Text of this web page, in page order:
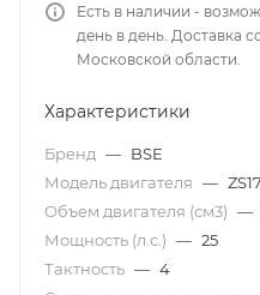
Есть в наличии -
день в день. Доставка
Московской области.
Характеристики
Бренд — BSE
Модель двигателя —
Объем двигателя (см3) —
Мощность (л.с.) — 25
Тактность — 4